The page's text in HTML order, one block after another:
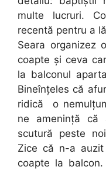
multe lucruri.
recentă pentru a
Seara organizez
coapte și ceva
la balconul
Bineînțeles că
ridică o
ne amenință că
scutură peste
Zice că n-a
coapte la